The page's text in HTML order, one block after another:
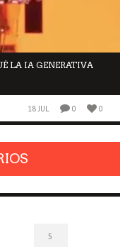
LA IA GENERATIVA
18 JUL 0 0
5